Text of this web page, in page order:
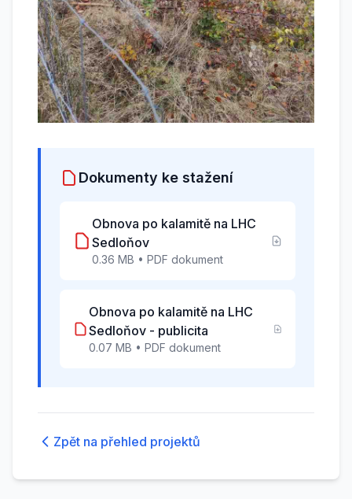
Dokumenty ke stažení
Obnova po kalamitě na LHC
Sedloňov
0.36 MB • PDF dokument
Obnova po kalamitě na LHC
Sedloňov - publicita
0.07 MB • PDF dokument
Zpět na přehled projektů